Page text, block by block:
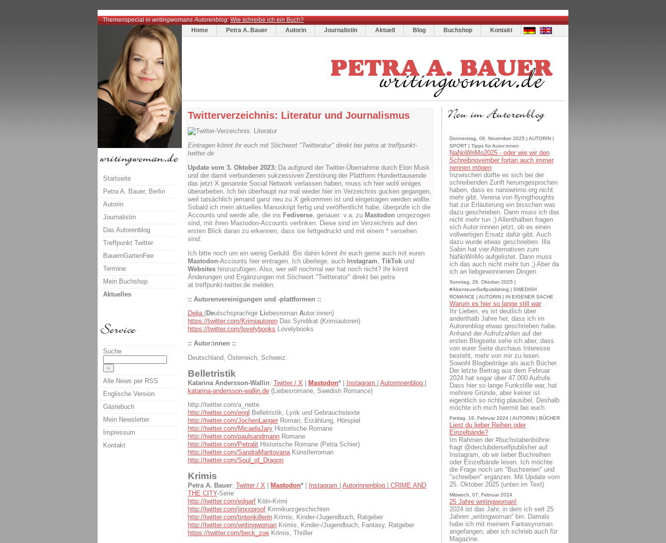
Themenspecial inwritingwomans Autorenblog:Wie schreibe ich ein Buch?
Home
Petra A. Bauer Autorin Journalistin Aktuell Blog Buchshop Kontakt
Twitterverzeichnis: Literatur und Journalismus
Eintragen könnt ihr euch mit Stichwort "Twitteratur" direkt bei petra at treffpunkt-
twitter.de
Update vom 3. Oktober 2023: Da aufgrund der Twitter-Übernahme durch Elon Musk
und der damit verbundenen sukzessiven Zerstörung der Plattform Hunderttausende
das jetzt X genannte Social Network verlassen haben, muss ich hier wohl einiges
überarbeiten. Ich bin überhaupt nur mal wieder hier im Verzeichnis gucken gegangen,
weil tatsächlich jemand ganz neu zu X gekommen ist und eingetragen werden wollte.
Sobald ich mein aktuelles Manuskript fertig und veröffentlicht habe, überprüfe ich die
Accounts und werde alle, die ins Fediverse , genauer: v.a. zu Mastodon umgezogen
sind, mit ihren Mastodon-Accounts verlinken. Diese sind im Verzeichnis auf den
ersten Blick daran zu erkennen, dass sie fettgedruckt und mit einem * versehen
sind.
Ich bitte noch um ein wenig Geduld. Bis dahin könnt ihr euch gerne auch mit euren
Mastodon-Accounts hier eintragen. Ich überlege, auch Instagram TikTok und
Websites hinzuzufügen. Also, wer will nochmal wer hat noch nicht? Ihr könnt
Änderungen und Ergänzungen mit Stichwort "Twitteratur" direkt bei petra
at treffpunkt-twitter.de melden.
:: Autorenvereinigungen und -plattformen ::
Delia (Deutschsprachige Liebesroman Autor:innen)
https://twitter.com/Krimiautoren Das Syndikat (Krimiautoren)
https://twitter.com/lovelybooks Lovelybooks
:: Autor:innen ::
Deutschland, Österreich, Schweiz:
Belletristik
Katarina Andersson-Wallin: Twitter / X | Mastodon* | Instagram | Autorinnenblog |
katarina-andersson-wallin.de (Liebesromane, Swedish Romance)
http://twitter.com/a_nette
http://twitter.com/engl Belletristik, Lyrik und Gebrauchstexte
http://twitter.com/JochenLanger Roman, Erzählung, Hörspiel
http://twitter.com/MicaelaJary Historische Romane
http://twitter.com/paulsandmann Romane
http://twitter.com/Petralit Historische Romane (Petra Schier)
http://twitter.com/SandraMantovanaKünstlerroman
http://twitter.com/Soul_of_Dragon
Krimis
Petra A. Bauer: Twitter / X Mastodon* Instagram Autorinnenblog
CRIME AND
THE CITY-Serie
http://twitter.com/edgarf Köln-Krimi
http://twitter.com/jinxxproof Krimikurzgeschichten
http://twitter.com/tintenkillerin Krimis, Kinder-/Jugendbuch, Ratgeber
http://twitter.com/writingwoman Krimis, Kinder-/Jugendbuch, Fantasy, Ratgeber
https://twitter.com/beck_zoe Krimis, Thriller
Donnerstag, 06. November 2025 | AUTORIN |
SPORT | Tipps für Autor:innen
NaNoWriMo2025 - oder wie wir den
Schreibnovember fortan auch immer
nennen mögen
Inzwischen dürfte es sich bei der
schreibenden Zunft herumgesprochen
haben, dass es nanowrimo.org nicht
mehr gibt. Verena von flyingthoughts
hat zur Erläuterung ein bisschen was
dazu geschrieben. Dann muss ich das
nicht mehr tun ;) Allenthalben fragen
sich Autor:innnen jetzt, ob es einen
vollwertigen Ersatz dafür gibt. Auch
dazu wurde etwas geschrieben. Illa
Sabin hat vier Alternativen zum
NaNoWriMo aufgelistet. Dann muss
ich das auch nicht mehr tun ;) Aber da
ich an liebgewonnenen Dingen
Sonntag, 26. Oktober 2025 |
#AbenteuerSelfpublishing | SWEDISH
ROMANCE | AUTORIN | IN EIGENER SACHE
Warum es hier so lange still war
Ihr Lieben, es ist deutlich über
anderthalb Jahre her, dass ich im
Autorenblog etwas geschrieben habe.
Anhand der Aufrufzahlen auf der
ersten Blogseite sehe ich aber, dass
von eurer Seite durchaus Interesse
besteht, mehr von mir zu lesen.
Sowohl Blogbeiträge als auch Bücher.
Der letzte Beitrag aus dem Februar
2024 hat sogar über 47.000 Aufrufe.
Dass hier so lange Funkstille war, hat
mehrere Gründe, aber keiner ist
eigentlich so richtig plausibel. Deshalb
möchte ich mich hiermit bei euch
Freitag, 16. Februar 2024 | AUTORIN | BÜCHER
Liest du lieber Reihen oder
Einzelbände?
Im Rahmen der #buchstabenbühne
fragt @derclubderselfpublisher auf
Instagram, ob wir lieber Buchreihen
oder Einzelbände lesen. Ich möchte
die Frage noch um "Buchserien" und
"schreiben" ergänzen. Mit Update vom
25. Oktober 2025 (unten im Text)
Mittwoch, 07. Februar 2024
25 Jahre writingwoman!
2024 ist das Jahr, in dem ich seit 25
Jahren „writingwoman“ bin. Damals
habe ich mit meinem Fantasyroman
angefangen, aber ich schrieb auch für
Magazine.
Startseite
Petra A. Bauer, Berlin
Autorin
Journalistin
Das Autorenblog
Treffpunkt Twitter
BauernGartenFee
Termine
Mein Buchshop
Aktuelles
Suche
Alle News per RSS
Englische Version
Gästebuch
Mein Newsletter
Impressum
Kontakt